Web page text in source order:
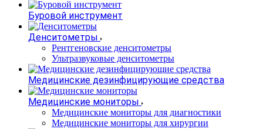
Буровой инструмент
Денситометры
Рентгеновские денситометры
Ультразвуковые денситометры
Медицинские дезинфицирующие средства
Медицинские мониторы
Медицинские мониторы для диагностики
Медицинские мониторы для хирургии